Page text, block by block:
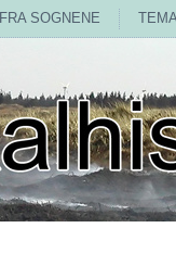
FRA SOGNENE